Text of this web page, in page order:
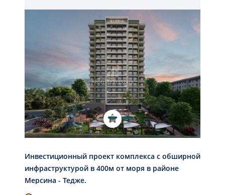
Инвестиционный проект комплекса с обширной
инфраструктурой в 400м от моря в районе
Мерсина - Тедже.